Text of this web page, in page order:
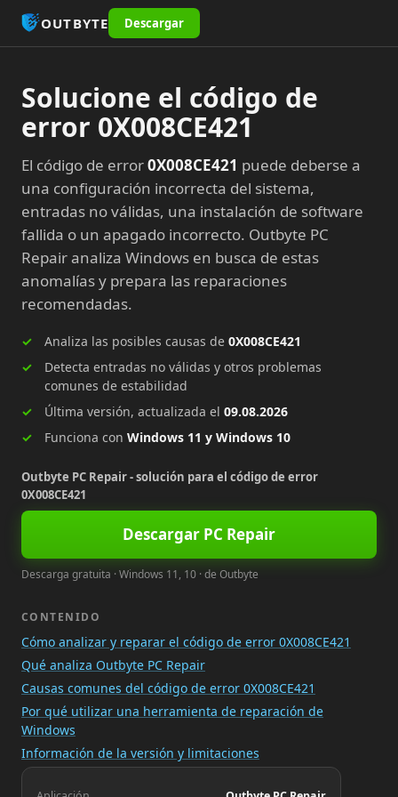
OUTBYTE Descargar
Solucione el código de
error 0X008CE421
El código de error0X008CE421 puede deberse a
una configuración incorrecta del sistema,
entradas no válidas, una instalación de software
fallida o un apagado incorrecto. Outbyte PC
Repair analiza Windows en busca de estas
anomalías y prepara las reparaciones
recomendadas.
Analiza las posibles causas de 0X008CE421
Detecta entradas no válidas y otros problemas
comunes de estabilidad
Última versión, actualizada el 09.08.2026
Funciona con Windows 11 y Windows 10
Outbyte PC Repair - solución para el código de error
0X008CE421
Descargar PC Repair
Descarga gratuita · Windows 11, 10 · de Outbyte
CONTENIDO
Cómo analizar y reparar el código de error 0X008CE421
Qué analiza Outbyte PC Repair
Causas comunes del código de error 0X008CE421
Por qué utilizar una herramienta de reparación de
Windows
Información de la versión y limitaciones